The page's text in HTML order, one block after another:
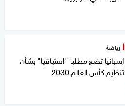
رياضة
إسبانيا تضع مطلبا "استباقيا" بشأن
تنظيم كأس العالم 2030